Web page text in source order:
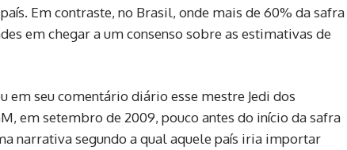
Em contraste, no Brasil, onde mais de 60% da safra
em chegar a um consenso sobre as estimativas de
seu comentário diário esse mestre Jedi dos
em setembro de 2009, pouco antes do início da safra
narrativa segundo a qual aquele país iria importar